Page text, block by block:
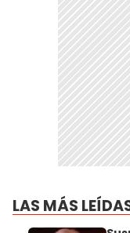
LAS MÁS